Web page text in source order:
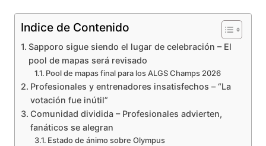
Indice de Contenido
Sapporo sigue siendo el lugar de celebración – El
pool de mapas será revisado
Pool de mapas final para los ALGS Champs 2026
Profesionales y entrenadores insatisfechos – “La
votación fue inútil”
Comunidad dividida – Profesionales advierten,
fanáticos se alegran
Estado de ánimo sobre Olympus